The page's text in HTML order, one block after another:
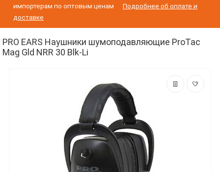
импортерам по оптовым ценам
Подробнее об оплате и
доставке
PRO EARS Наушники шумоподавляющие ProTac
Mag Gld NRR 30 Blk-Li